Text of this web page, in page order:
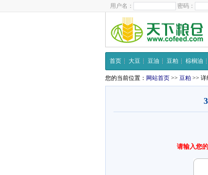
用户名： 密码：
首页 大豆 豆油 豆粕 棕榈油
您的当前位置： 网站首页 >> 豆粕 >> 详
请输入您